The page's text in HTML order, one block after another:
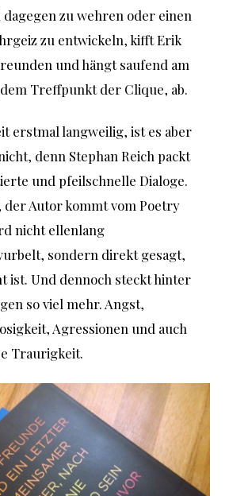
dagegen zu wehren oder einen
zu entwickeln, kifft Erik
und hängt saufend am
dem Treffpunkt der Clique, ab.
erstmal langweilig, ist es aber
denn Stephan Reich packt
und pfeilschnelle Dialoge.
Autor kommt vom Poetry
nicht ellenlang
sondern direkt gesagt,
ist. Und dennoch steckt hinter
so viel mehr. Angst,
Agressionen und auch
Traurigkeit.